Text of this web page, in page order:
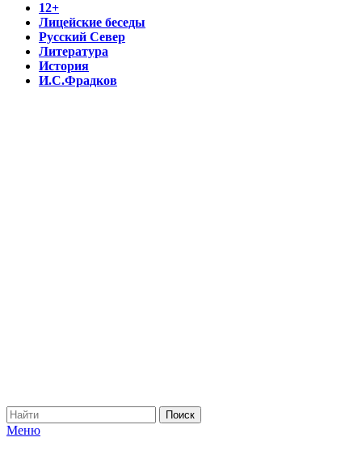
12+
Лицейские беседы
Русский Север
Литература
История
И.С.Фрадков
Меню